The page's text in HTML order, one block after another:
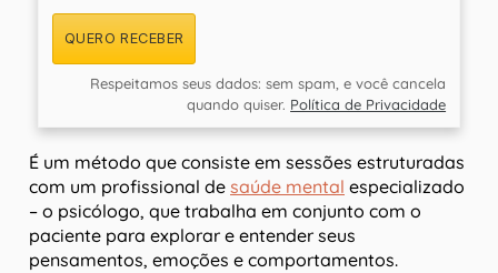
QUERO RECEBER
Respeitamos seus dados: sem spam, e você cancela
quando quiser. Política de Privacidade
É um método que consiste em sessões estruturadas
com um profissional de saúde mental especializado
– o psicólogo, que trabalha em conjunto com o
paciente para explorar e entender seus
pensamentos, emoções e comportamentos.